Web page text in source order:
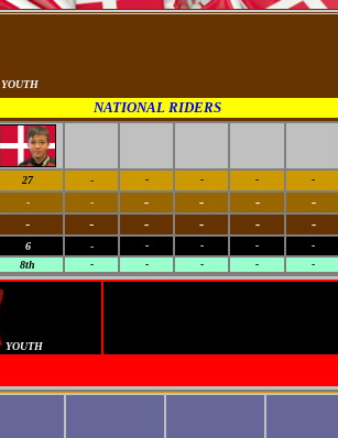
YOUTH
NATIONAL RIDERS
27 - - - - -
- - - - - -
- - - - - -
6 - - - - -
8th - - - - -
YOUTH